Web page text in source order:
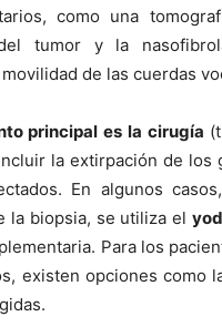
como una
tumor y la
de las cuerdas
principal es la cirugía
la extirpación de los
En algunos
la biopsia, se utiliza el
Para los
existen opciones como